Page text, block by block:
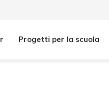
Progetti per la scuola